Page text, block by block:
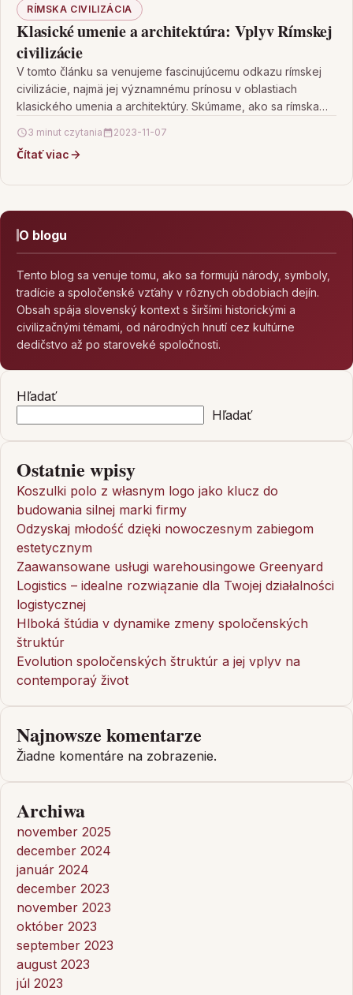
RÍMSKA CIVILIZÁCIA
Klasické umenie a architektúra: Vplyv Rímskej
civilizácie
V tomto článku sa venujeme fascinujúcemu odkazu rímskej
civilizácie, najmä jej významnému prínosu v oblastiach
klasického umenia a architektúry. Skúmame, ako sa rímska
3 minut czytania 2023-11-07
Čítať viac
O blogu
Tento blog sa venuje tomu, ako sa formujú národy, symboly,
tradície a spoločenské vzťahy v rôznych obdobiach dejín.
Obsah spája slovenský kontext s širšími historickými a
civilizačnými témami, od národných hnutí cez kultúrne
dedičstvo až po staroveké spoločnosti.
Hľadať
Hľadať
Ostatnie wpisy
Koszulki polo z własnym logo jako klucz do
budowania silnej marki firmy
Odzyskaj młodość dzięki nowoczesnym zabiegom
estetycznym
Zaawansowane usługi warehousingowe Greenyard
Logistics – idealne rozwiązanie dla Twojej działalności
logistycznej
Hlboká štúdia v dynamike zmeny spoločenských
štruktúr
Evolution spoločenských štruktúr a jej vplyv na
contemporaý život
Najnowsze komentarze
Žiadne komentáre na zobrazenie.
Archiwa
november 2025
december 2024
január 2024
december 2023
november 2023
október 2023
september 2023
august 2023
júl 2023